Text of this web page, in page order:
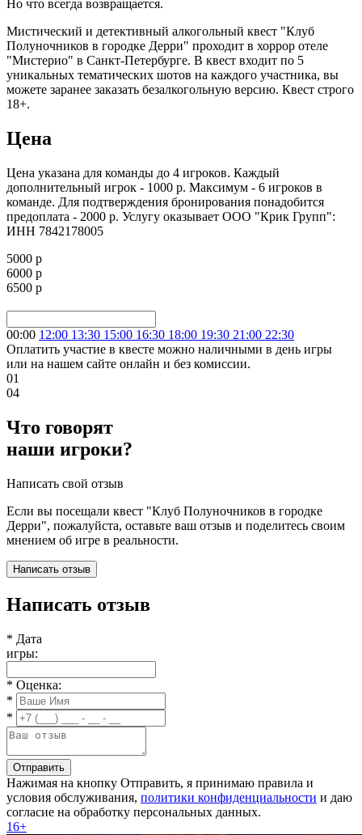
Но что всегда возвращается.
Мистический и детективный алкогольный квест "Клуб
Полуночников в городке Дерри" проходит в хоррор отеле
"Мистерио" в Санкт-Петербурге. В квест входит по 5
уникальных тематических шотов на каждого участника, вы
можете заранее заказать безалкогольную версию. Квест строго
18+.
Цена
Цена указана для команды до 4 игроков. Каждый
дополнительный игрок - 1000 р. Максимум - 6 игроков в
команде. Для подтверждения бронирования понадобится
предоплата - 2000 р. Услугу оказывает ООО "Крик Групп":
ИНН 7842178005
5000 р
6000 р
6500 р
00:00 12:00 13:30 15:00 16:30 18:00 19:30 21:00 22:30
Оплатить участие в квесте можно наличными в день игры
или на нашем сайте онлайн и без комиссии.
01
04
Что говорят
наши игроки?
Написать свой отзыв
Если вы посещали квест "Клуб Полуночников в городке
Дерри", пожалуйста, оставьте ваш отзыв и поделитесь своим
мнением об игре в реальности.
Написать отзыв
Написать отзыв
* Дата
игры:
* Оценка:
*
*
Отправить
Нажимая на кнопку Отправить, я принимаю правила и
условия обслуживания, политики конфиденциальности и даю
согласие на обработку персональных данных.
16+